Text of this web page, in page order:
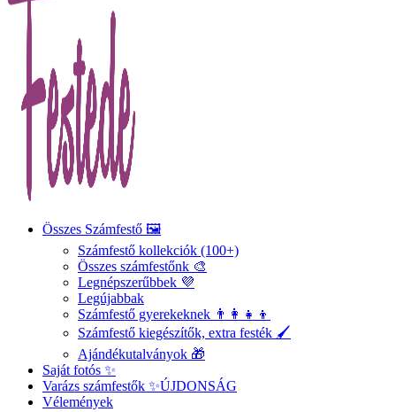
Összes Számfestő 🖼️
Számfestő kollekciók (100+)
Összes számfestőnk 🎨
Legnépszerűbbek 💜
Legújabbak
Számfestő gyerekeknek 👨‍👩‍👧‍👦
Számfestő kiegészítők, extra festék 🖌️
Ajándékutalványok 🎁
Saját fotós ✨
Varázs számfestők ✨ÚJDONSÁG
Vélemények